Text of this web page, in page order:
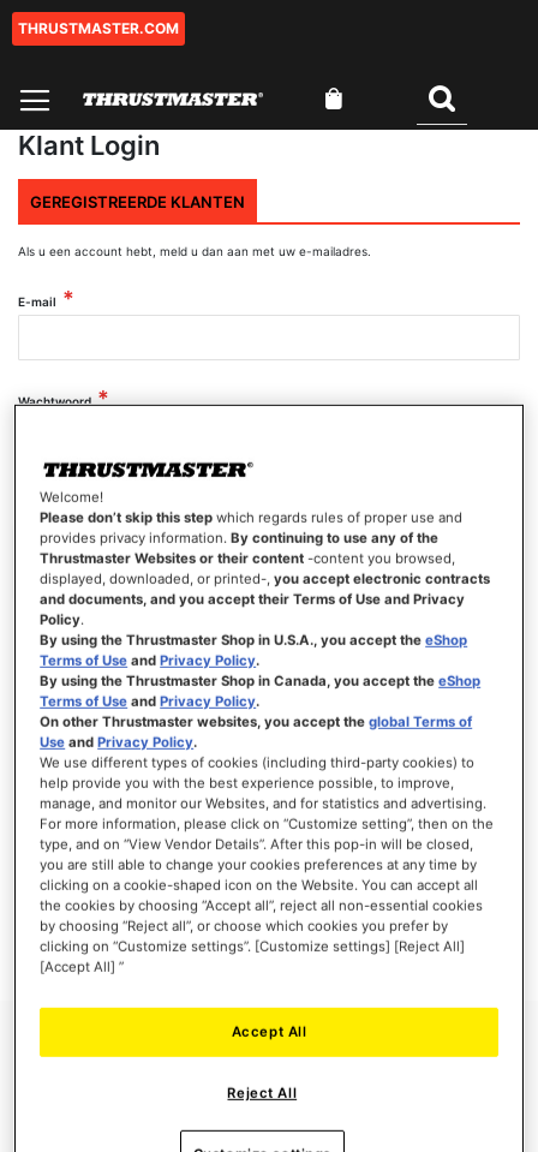
Ga
inhoud
THRUSTMASTER.COM
Klant Login
GEREGISTREERDE KLANTEN
Als u een account hebt, meld u dan aan met uw e-mailadres.
E-mail
Wachtwoord
Wachtwoord tonen
INLOGGEN
Wachtwoord vergeten?
NIEUWE KLANTEN
Het aanmaken van een account heeft vele voordelen: sneller afhandelen, meer dan
één adres registreren, volgen van bestellingen en meer.
ACCOUNT AANMAKEN
Welcome!
Please don’t skip this step which regards rules of proper use and
provides privacy information.By continuing to use any of the
Thrustmaster Websites or their content -content you browsed,
displayed, downloaded, or printed-,you accept electronic contracts
and documents, and you accept their Terms of Use and Privacy
Policy.
By using the Thrustmaster Shop in U.S.A., you accept theeShop
Terms of Use andPrivacy Policy.
By using the Thrustmaster Shop in Canada, you accept theeShop
Terms of Use andPrivacy Policy.
On other Thrustmaster websites, you accept theglobal Terms of
Use andPrivacy Policy.
We use different types of cookies (including third-party cookies) to
help provide you with the best experience possible, to improve,
manage, and monitor our Websites, and for statistics and advertising.
For more information, please click on “Customize setting”, then on the
type, and on “View Vendor Details”. After this pop-in will be closed,
you are still able to change your cookies preferences at any time by
clicking on a cookie-shaped icon on the Website. You can accept all
the cookies by choosing “Accept all”, reject all non-essential cookies
by choosing “Reject all”, or choose which cookies you prefer by
clicking on “Customize settings”. [Customize settings] [Reject All]
[Accept All] ”
Reject All
Accept All